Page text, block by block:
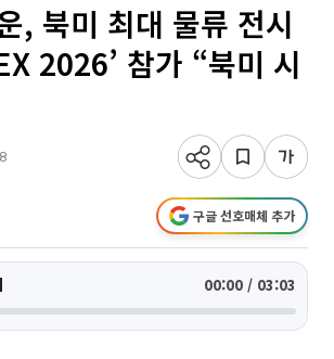
, 북미 최대 물류 전시
2026’ 참가 “북미 시
구글 선호매체 추가
00:00 / 03:03